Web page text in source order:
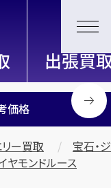
買取専門店「買取大
価格
リー買取
宝石・ジ
ヤモンドルース